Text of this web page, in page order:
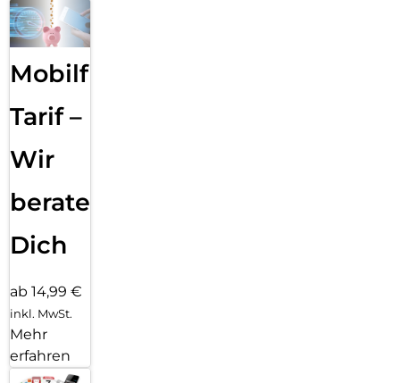
Schreib­tools helfen dir, genau die richtigen Worte zu finden
und deine Kommuni­kation auf ein neues Level zu bringen.
Lass mit nur einem Finger­tipp aus­gewählten Text zusam­
liche Versio­nen um­schreiben, bis der Ton perfekt passt.
Mit dem Bereinigen Tool in der Fotos App ent­fernst du
einfach das, was dich in deinen Fotos stört. Apple
einem Finger­tipp löschen kannst. Für eine perfekte Auf­
Mobilfunk
Tarif –
Wir
beraten
Dich
ab 14,99 €
inkl. MwSt.
Mehr
erfahren